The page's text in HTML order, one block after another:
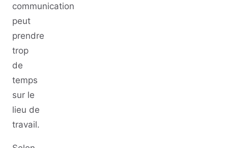
communication
peut
prendre
trop
de
temps
sur le
lieu de
travail.